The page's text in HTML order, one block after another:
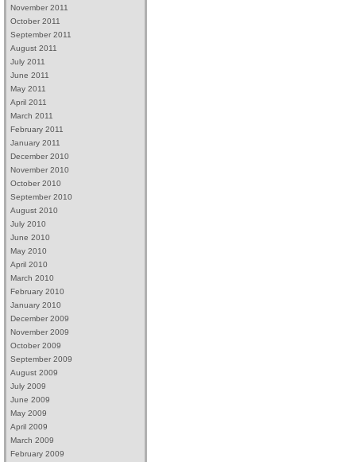
November 2011
October 2011
September 2011
August 2011
July 2011
June 2011
May 2011
April 2011
March 2011
February 2011
January 2011
December 2010
November 2010
October 2010
September 2010
August 2010
July 2010
June 2010
May 2010
April 2010
March 2010
February 2010
January 2010
December 2009
November 2009
October 2009
September 2009
August 2009
July 2009
June 2009
May 2009
April 2009
March 2009
February 2009